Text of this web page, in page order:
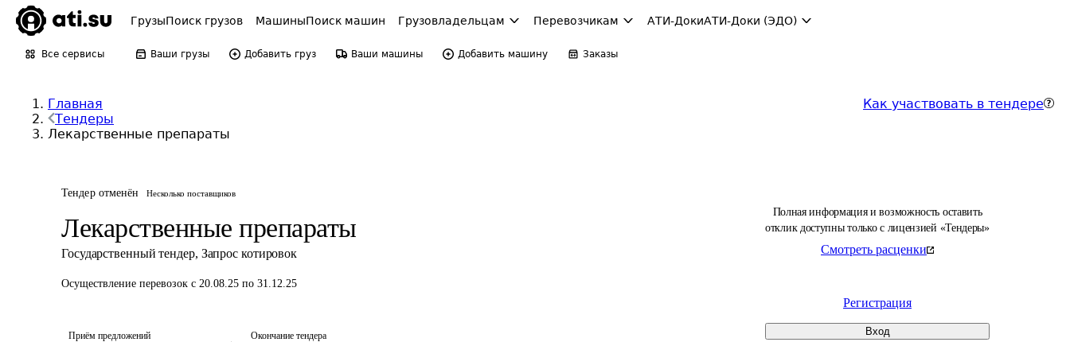
ГрузыПоиск грузов МашиныПоиск машин Грузовладельцам Перевозчикам АТИ-ДокиАТИ-Доки (ЭДО)
Все сервисы Ваши грузы Добавить груз Ваши машины Добавить машину Заказы
Главная
Тендеры
Лекарственные препараты
Как участвовать в тендере
Тендер отменён Несколько поставщиков
Лекарственные препараты
Государственный тендер, Запрос котировок
Осуществление перевозок с 20.08.25 по 31.12.25
Приём предложений
Окончание тендера
Полная информация и возможность оставить
отклик доступны только с лицензией «Тендеры»
Смотреть расценки
Регистрация
Вход